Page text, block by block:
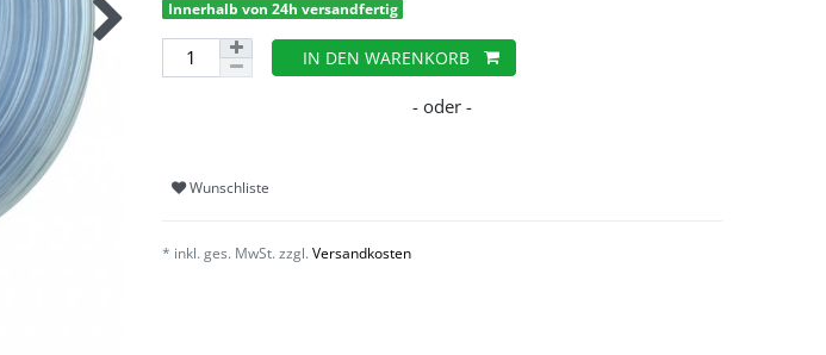
Innerhalb von 24h versandfertig
IN DEN WARENKORB
Wunschliste
* inkl. ges. MwSt. zzgl. Versandkosten